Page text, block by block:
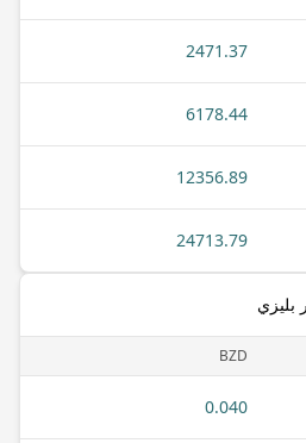
2471.37
6178.44
12356.89
24713.79
بليزي
BZD
0.040